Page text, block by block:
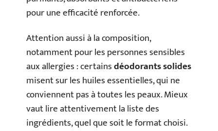
pour une efficacité renforcée.
Attention aussi à la composition,
notamment pour les personnes sensibles
aux allergies : certainsdéodorants solides
misent sur les huiles essentielles, qui ne
conviennent pas à toutes les peaux. Mieux
vaut lire attentivement la liste des
ingrédients, quel que soit le format choisi.